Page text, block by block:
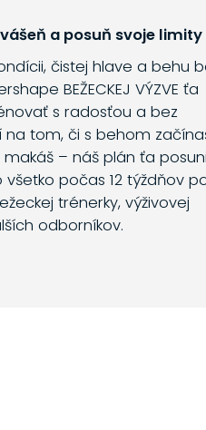
a posuň svoje limity
čistej hlave a behu
BEŽECKEJ VÝZVE ťa
s radosťou a bez
na tom, či s behom
– náš plán ťa
všetko počas 12 týždňov
trénerky, výživovej
odborníkov.